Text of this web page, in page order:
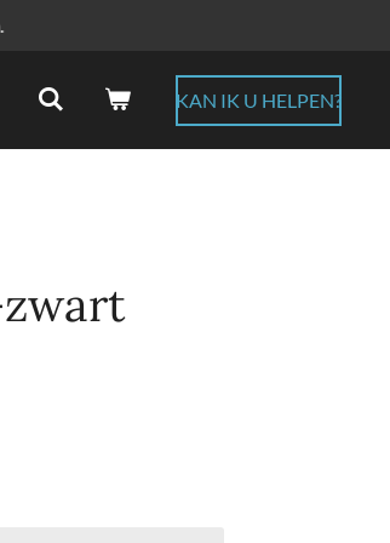
KAN IK U HELPEN?